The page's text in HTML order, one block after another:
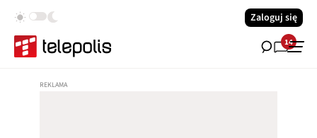
Zaloguj się
14